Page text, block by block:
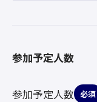
参加予定人数
参加予定人数 必須